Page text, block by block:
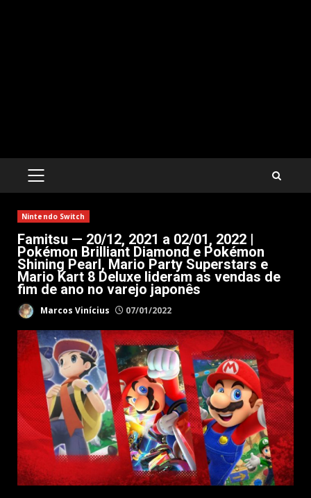
PRIMARY
Nintendo Switch
Famitsu — 20/12, 2021 a 02/01, 2022 |
Pokémon Brilliant Diamond e Pokémon
Shining Pearl, Mario Party Superstars e
Mario Kart 8 Deluxe lideram as vendas de
fim de ano no varejo japonês
Marcos Vinícius 07/01/2022